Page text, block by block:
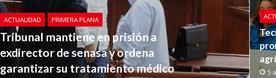
ACTUALIDAD PRIMERA PLANA
Tribunal mantiene en prisión a
exdirector de senasa y ordena
garantizar su tratamiento médico
5